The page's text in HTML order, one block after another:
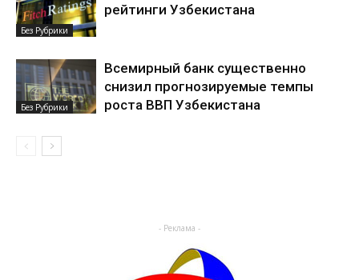
Без Рубрики
рейтинги Узбекистана
Без Рубрики
Всемирный банк существенно
снизил прогнозируемые темпы
роста ВВП Узбекистана
- Реклама -